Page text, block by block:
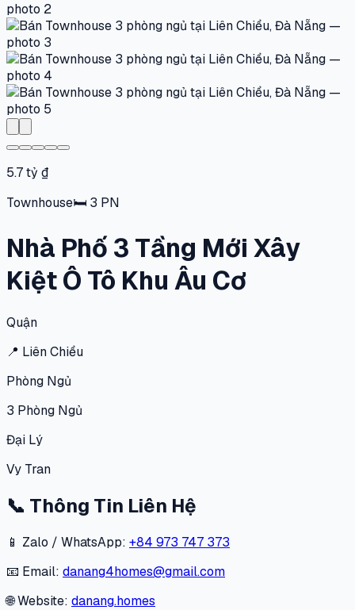
5.7 tỷ ₫
Townhouse🛏 3 PN
Nhà Phố 3 Tầng Mới Xây
Kiệt Ô Tô Khu Âu Cơ
Quận
📍 Liên Chiểu
Phòng Ngủ
3 Phòng Ngủ
Đại Lý
Vy Tran
📞 Thông Tin Liên Hệ
📱 Zalo / WhatsApp: +84 973 747 373
📧 Email: danang4homes@gmail.com
🌐 Website: danang.homes